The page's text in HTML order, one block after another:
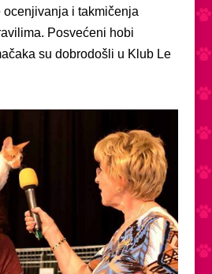
i takmičenja
Posvećeni hobi
su dobrodošli u Klub Le